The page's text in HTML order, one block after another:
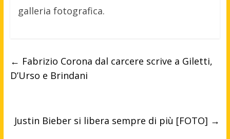
galleria fotografica.
← Fabrizio Corona dal carcere scrive a Giletti,
D’Urso e Brindani
Justin Bieber si libera sempre di più [FOTO] →